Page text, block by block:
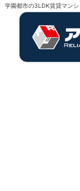
学園都市の3LDK賃貸マン